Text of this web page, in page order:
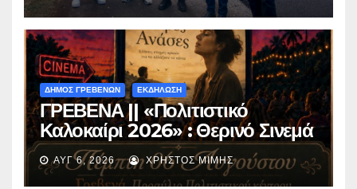
ΔΗΜΟΣ ΓΡΕΒΕΝΩΝ ΕΚΔΗΛΩΣΗ
ΓΡΕΒΕΝΑ || «Πολιτιστικό
Καλοκαίρι 2026» : Θερινό Σινεμά
με την βραβευμένη ταινία
«Μικρές Ανάσες».
ΑΥΓ 6, 2026 ΧΡΉΣΤΟΣ ΜΊΜΗΣ